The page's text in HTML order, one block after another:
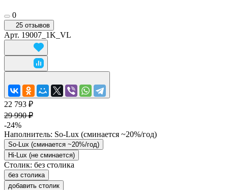
0
25 отзывов
Арт. 19007_1K_VL
22 793 ₽
29 990 ₽
-24%
Наполнитель: So-Lux (cминается ~20%/год)
So-Lux (cминается ~20%/год)
Hi-Lux (не сминается)
Столик: без столика
без столика
добавить столик